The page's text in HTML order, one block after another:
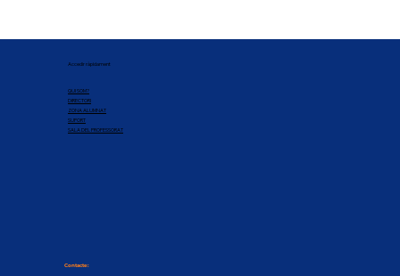
Accedir ràpidament
QUI SOM?
DIRECTORI
ZONA ALUMNAT
SUPORT
SALA DEL PROFESSORAT
Contacte: